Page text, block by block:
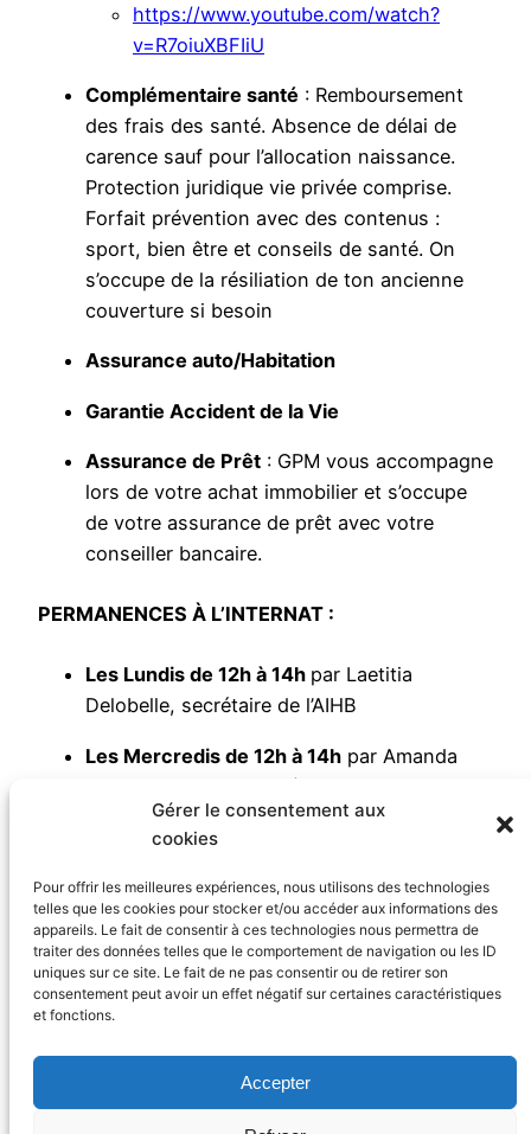
Gérer le consentement aux
cookies
Pour offrir les meilleures expériences, nous utilisons des technologies
telles que les cookies pour stocker et/ou accéder aux informations des
appareils. Le fait de consentir à ces technologies nous permettra de
traiter des données telles que le comportement de navigation ou les ID
uniques sur ce site. Le fait de ne pas consentir ou de retirer son
consentement peut avoir un effet négatif sur certaines caractéristiques
et fonctions.
Accepter
https://www.youtube.com/watch?
v=R7oiuXBFIiU
Complémentaire santé : Remboursement
des frais des santé. Absence de délai de
carence sauf pour l’allocation naissance.
Protection juridique vie privée comprise.
Forfait prévention avec des contenus :
sport, bien être et conseils de santé. On
s’occupe de la résiliation de ton ancienne
couverture si besoin
Assurance auto/Habitation
Garantie Accident de la Vie
Assurance de Prêt : GPM vous accompagne
lors de votre achat immobilier et s’occupe
de votre assurance de prêt avec votre
conseiller bancaire.
PERMANENCES À L’INTERNAT :
Les Lundis de 12h à 14h par Laetitia
Delobelle, secrétaire de l’AIHB
Les Mercredis de 12h à 14h par Amanda
d’Isle conseillère GPM (06 61 61 67 87 /
amanda.disle@gpm.fr) et Aline Moreau (06
98 50 63 33 /aline.moreau@gpm.fr
chargée de partenariat qui s’occupe des
formations et animations au sein de
l’internat ainsi que des Périph
Copyright ©aihb.org– 2025 AIHB